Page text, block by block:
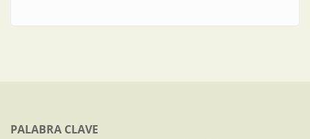
PALABRA CLAVE